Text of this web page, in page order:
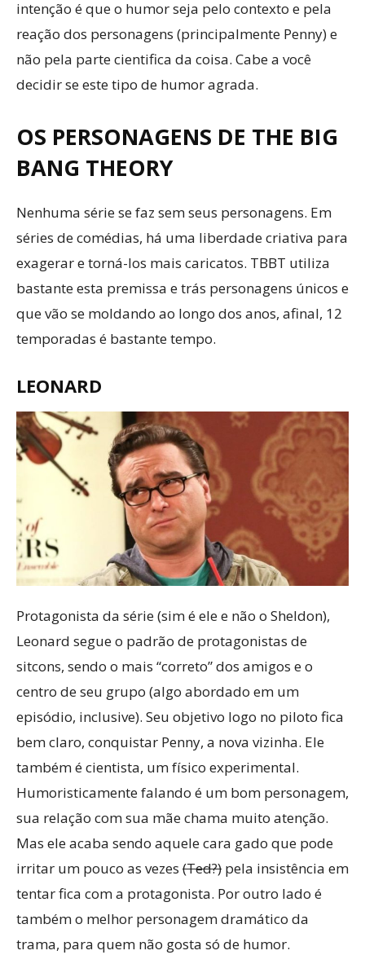
intenção é que o humor seja pelo contexto e pela
reação dos personagens (principalmente Penny) e
não pela parte cientifica da coisa. Cabe a você
decidir se este tipo de humor agrada.
OS PERSONAGENS DE THE BIG
BANG THEORY
Nenhuma série se faz sem seus personagens. Em
séries de comédias, há uma liberdade criativa para
exagerar e torná-los mais caricatos. TBBT utiliza
bastante esta premissa e trás personagens únicos e
que vão se moldando ao longo dos anos, afinal, 12
temporadas é bastante tempo.
LEONARD
Protagonista da série (sim é ele e não o Sheldon),
Leonard segue o padrão de protagonistas de
sitcons, sendo o mais “correto” dos amigos e o
centro de seu grupo (algo abordado em um
episódio, inclusive). Seu objetivo logo no piloto fica
bem claro, conquistar Penny, a nova vizinha. Ele
também é cientista, um físico experimental.
Humoristicamente falando é um bom personagem,
sua relação com sua mãe chama muito atenção.
Mas ele acaba sendo aquele cara gado que pode
irritar um pouco as vezes (Ted?) pela insistência em
tentar fica com a protagonista. Por outro lado é
também o melhor personagem dramático da
trama, para quem não gosta só de humor.